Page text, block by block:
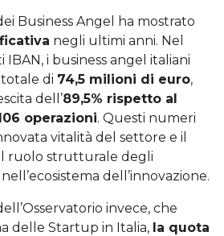
Business Angel ha mostrato
negli ultimi anni. Nel
IBAN, i business angel italiani
di 74,5 milioni di euro,
dell’89,5% rispetto al
operazioni. Questi numeri
vitalità del settore e il
ruolo strutturale degli
dell’innovazione.
invece, che
delle Startup in Italia, la quota